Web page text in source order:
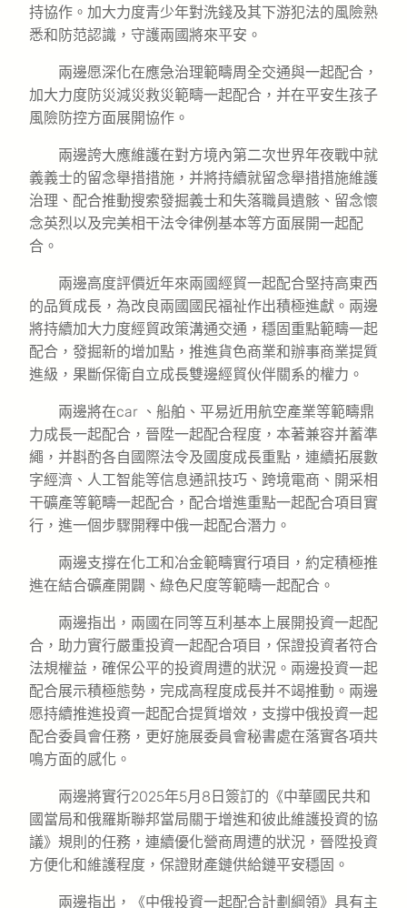
持協作。加大力度青少年對洗錢及其下游犯法的風險熟
悉和防范認識，守護兩國將來平安。
兩邊愿深化在應急治理範疇周全交通與一起配合，
加大力度防災減災救災範疇一起配合，并在平安生孩子
風險防控方面展開協作。
兩邊誇大應維護在對方境內第二次世界年夜戰中就
義義士的留念舉措措施，并將持續就留念舉措措施維護
治理、配合推動搜索發掘義士和失落職員遺骸、留念懷
念英烈以及完美相干法令律例基本等方面展開一起配
合。
兩邊高度評價近年來兩國經貿一起配合堅持高東西
的品質成長，為改良兩國國民福祉作出積極進獻。兩邊
將持續加大力度經貿政策溝通交通，穩固重點範疇一起
配合，發掘新的增加點，推進貨色商業和辦事商業提質
進級，果斷保衛自立成長雙邊經貿伙伴關系的權力。
兩邊將在car 、船舶、平易近用航空產業等範疇鼎
力成長一起配合，晉陞一起配合程度，本著兼容并蓄準
繩，并斟酌各自國際法令及國度成長重點，連續拓展數
字經濟、人工智能等信息通訊技巧、跨境電商、開采相
干礦產等範疇一起配合，配合增進重點一起配合項目實
行，進一個步驟開釋中俄一起配合潛力。
兩邊支撐在化工和冶金範疇實行項目，約定積極推
進在結合礦產開闢、綠色尺度等範疇一起配合。
兩邊指出，兩國在同等互利基本上展開投資一起配
合，助力實行嚴重投資一起配合項目，保證投資者符合
法規權益，確保公平的投資周遭的狀況。兩邊投資一起
配合展示積極態勢，完成高程度成長并不竭推動。兩邊
愿持續推進投資一起配合提質增效，支撐中俄投資一起
配合委員會任務，更好施展委員會秘書處在落實各項共
鳴方面的感化。
兩邊將實行2025年5月8日簽訂的《中華國民共和
國當局和俄羅斯聯邦當局關于增進和彼此維護投資的協
議》規則的任務，連續優化營商周遭的狀況，晉陞投資
方便化和維護程度，保證財產鏈供給鏈平安穩固。
兩邊指出，《中俄投資一起配合計劃綱領》具有主